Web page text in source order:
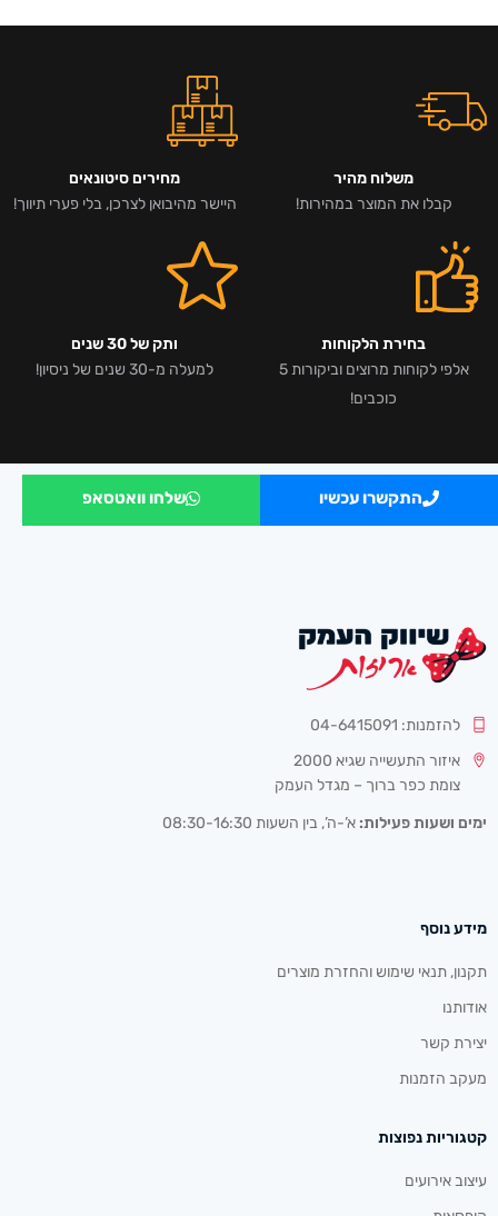
משלוח מהיר
קבלו את המוצר במהירות!
מחירים סיטונאים
היישר מהיבואן לצרכן, בלי פערי תיווך!
בחירת הלקוחות
אלפי לקוחות מרוצים וביקורות 5
כוכבים!
ותק של 30 שנים
למעלה מ-30 שנים של ניסיון!
התקשרו עכשיו שלחו וואטסאפ
להזמנות: 04-6415091
איזור התעשייה שגיא 2000
צומת כפר ברוך – מגדל העמק
ימים ושעות פעילות: א’-ה’, בין השעות 08:30-16:30
מידע נוסף
תקנון, תנאי שימוש והחזרת מוצרים
אודותנו
יצירת קשר
מעקב הזמנות
קטגוריות נפוצות
עיצוב אירועים